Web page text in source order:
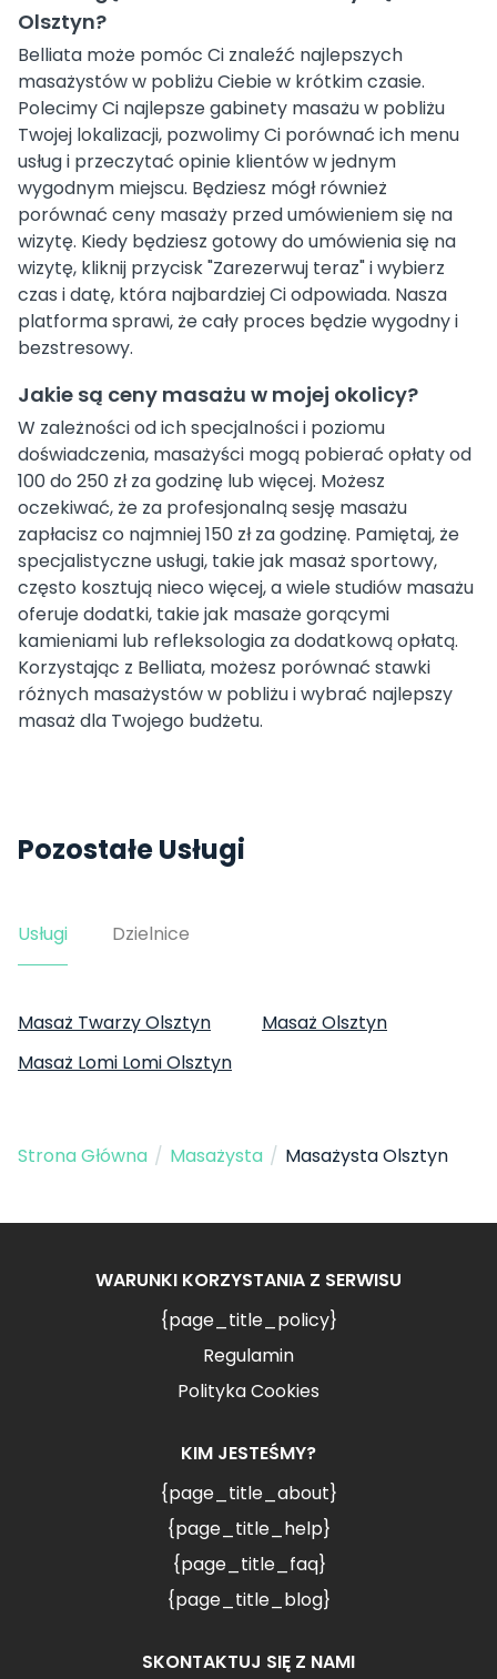
Olsztyn?
Belliata może pomóc Ci znaleźć najlepszych
masażystów w pobliżu Ciebie w krótkim czasie.
Polecimy Ci najlepsze gabinety masażu w pobliżu
Twojej lokalizacji, pozwolimy Ci porównać ich menu
usług i przeczytać opinie klientów w jednym
wygodnym miejscu. Będziesz mógł również
porównać ceny masaży przed umówieniem się na
wizytę. Kiedy będziesz gotowy do umówienia się na
wizytę, kliknij przycisk "Zarezerwuj teraz" i wybierz
czas i datę, która najbardziej Ci odpowiada. Nasza
platforma sprawi, że cały proces będzie wygodny i
bezstresowy.
Jakie są ceny masażu w mojej okolicy?
W zależności od ich specjalności i poziomu
doświadczenia, masażyści mogą pobierać opłaty od
100 do 250 zł za godzinę lub więcej. Możesz
oczekiwać, że za profesjonalną sesję masażu
zapłacisz co najmniej 150 zł za godzinę. Pamiętaj, że
specjalistyczne usługi, takie jak masaż sportowy,
często kosztują nieco więcej, a wiele studiów masażu
oferuje dodatki, takie jak masaże gorącymi
kamieniami lub refleksologia za dodatkową opłatą.
Korzystając z Belliata, możesz porównać stawki
różnych masażystów w pobliżu i wybrać najlepszy
masaż dla Twojego budżetu.
Pozostałe Usługi
Usługi Dzielnice
Masaż Twarzy Olsztyn
Masaż Olsztyn
Masaż Lomi Lomi Olsztyn
Strona Główna / Masażysta / Masażysta Olsztyn
WARUNKI KORZYSTANIA Z SERWISU
{page_title_policy}
Regulamin
Polityka Cookies
KIM JESTEŚMY?
{page_title_about}
{page_title_help}
{page_title_faq}
{page_title_blog}
SKONTAKTUJ SIĘ Z NAMI